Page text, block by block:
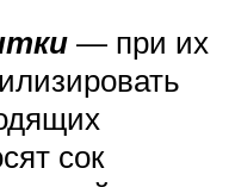
— при их
сок